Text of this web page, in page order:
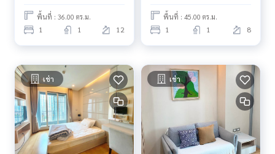
พื้นที่ : 36.00 ตร.ม.
1 1 12
พื้นที่ : 45.00 ตร.ม.
1 1 8
เช่า เช่า